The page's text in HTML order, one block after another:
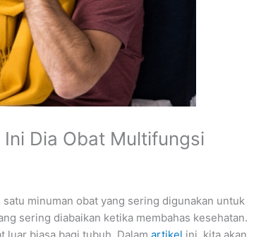
Dia Obat Multifungsi
minuman obat yang sering digunakan untuk
sering diabaikan ketika membahas kesehatan.